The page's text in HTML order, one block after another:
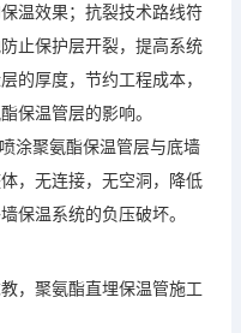
温效果；抗裂技术路线符
止保护层开裂，提高系统
的厚度，节约工程成本，
保温管层的影响。
聚氨酯保温管层与底墙
，无连接，无空洞，降低
保温系统的负压破坏。
，聚氨酯直埋保温管施工